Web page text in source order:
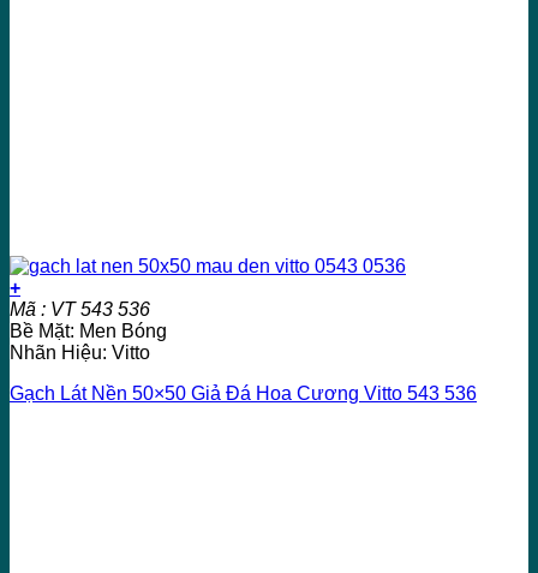
+
Mã : VT 543 536
Bề Mặt: Men Bóng
Nhãn Hiệu: Vitto
Gạch Lát Nền 50×50 Giả Đá Hoa Cương Vitto 543 536